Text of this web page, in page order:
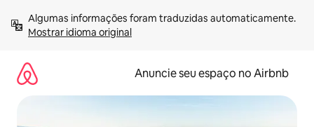
para
Mostrar idioma original
Anuncie seu espaço no Airbnb